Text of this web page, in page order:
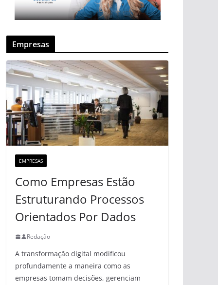
Empresas
EMPRESAS
Como Empresas Estão
Estruturando Processos
Orientados Por Dados
Redação
A transformação digital modificou
profundamente a maneira como as
empresas tomam decisões, gerenciam